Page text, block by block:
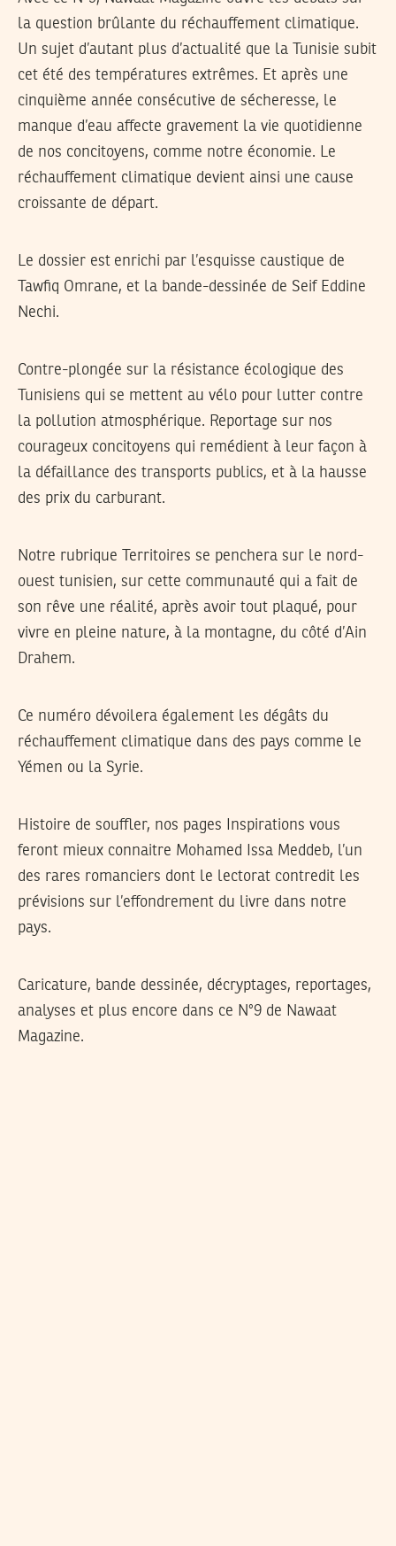
la question brûlante du réchauffement climatique.
Un sujet d’autant plus d’actualité que la Tunisie subit
cet été des températures extrêmes. Et après une
cinquième année consécutive de sécheresse, le
manque d’eau affecte gravement la vie quotidienne
de nos concitoyens, comme notre économie. Le
réchauffement climatique devient ainsi une cause
croissante de départ.
Le dossier est enrichi par l’esquisse caustique de
Tawfiq Omrane, et la bande-dessinée de Seif Eddine
Nechi.
Contre-plongée sur la résistance écologique des
Tunisiens qui se mettent au vélo pour lutter contre
la pollution atmosphérique. Reportage sur nos
courageux concitoyens qui remédient à leur façon à
la défaillance des transports publics, et à la hausse
des prix du carburant.
Notre rubrique Territoires se penchera sur le nord-
ouest tunisien, sur cette communauté qui a fait de
son rêve une réalité, après avoir tout plaqué, pour
vivre en pleine nature, à la montagne, du côté d’Ain
Drahem.
Ce numéro dévoilera également les dégâts du
réchauffement climatique dans des pays comme le
Yémen ou la Syrie.
Histoire de souffler, nos pages Inspirations vous
feront mieux connaitre Mohamed Issa Meddeb, l’un
des rares romanciers dont le lectorat contredit les
prévisions sur l’effondrement du livre dans notre
pays.
Caricature, bande dessinée, décryptages, reportages,
analyses et plus encore dans ce N°9 de Nawaat
Magazine.